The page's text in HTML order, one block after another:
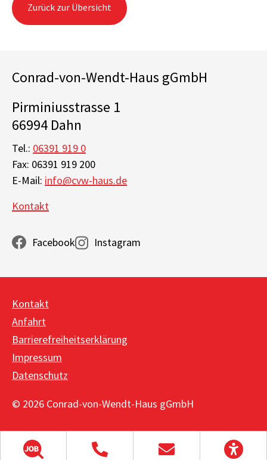
Zurück zur Übersicht
Conrad-von-Wendt-Haus gGmbH
Pirminiusstrasse 1
66994 Dahn
Tel.: 06391 919 0
Fax: 06391 919 200
E-Mail: info@cvw-haus.de
Kontakt
Facebook Instagram
Kontakt
Anfahrt
Barrierefreiheitserklärung
Impressum
Datenschutz
© 2026 Conrad-von-Wendt-Haus gGmbH